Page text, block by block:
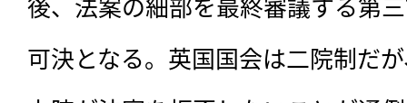
可決となる。英国国会は二院制だ